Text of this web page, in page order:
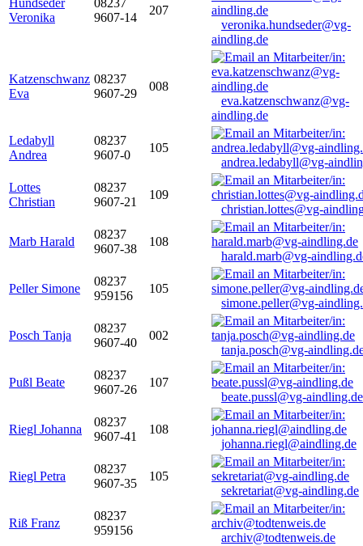
Hundseder
Veronika
08237
9607-14
207
veronika.hundseder@vg-
aindling.de
Katzenschwanz
Eva
08237
9607-29
008
eva.katzenschwanz@vg-
aindling.de
Ledabyll
Andrea
08237
9607-0
105
andrea.ledabyll@vg-
Lottes
Christian
08237
9607-21
109
christian.lottes@vg-
Marb Harald
08237
9607-38
108
harald.marb@vg-
Peller Simone
08237
959156
105
simone.peller@vg-
Posch Tanja
08237
9607-40
002
tanja.posch@vg-
Pußl Beate
08237
9607-26
107
beate.pussl@vg-aindling.de
Riegl Johanna
08237
9607-41
108
johanna.riegl@aindling.de
Riegl Petra
08237
9607-35
105
sekretariat@vg-aindling.de
Riß Franz
08237
959156
archiv@todtenweis.de